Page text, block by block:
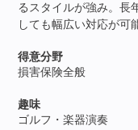
るスタイルが強み。長
しても幅広い対応が可
得意分野
損害保険全般
趣味
ゴルフ・楽器演奏